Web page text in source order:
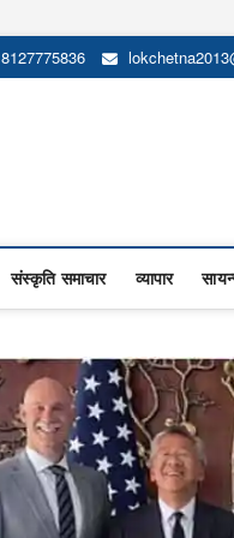
8127775836
संस्कृति समाचार व्यापार